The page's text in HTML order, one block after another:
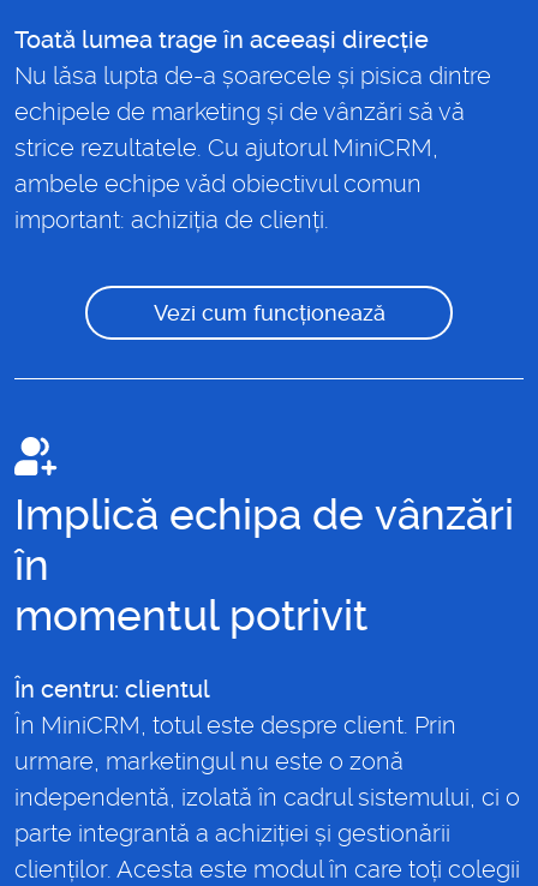
Toată lumea trage în aceeași direcție
Nu lăsa lupta de-a șoarecele și pisica dintre
echipele de marketing și de vânzări să vă
strice rezultatele. Cu ajutorul MiniCRM,
ambele echipe văd obiectivul comun
important: achiziția de clienți.
Vezi cum funcționează
Implică echipa de vânzări
în
momentul potrivit
În centru: clientul
În MiniCRM, totul este despre client. Prin
urmare, marketingul nu este o zonă
independentă, izolată în cadrul sistemului, ci o
parte integrantă a achiziției și gestionării
clienților. Acesta este modul în care toți colegii